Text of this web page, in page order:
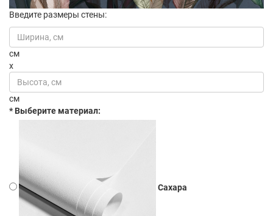
Введите размеры стены:
см
x
см
* Выберите материал:
Сахара